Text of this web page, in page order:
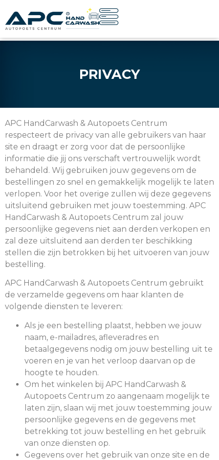
PRIVACY
APC HandCarwash & Autopoets Centrum
respecteert de privacy van alle gebruikers van haar
site en draagt er zorg voor dat de persoonlijke
informatie die jij ons verschaft vertrouwelijk wordt
behandeld. Wij gebruiken jouw gegevens om de
bestellingen zo snel en gemakkelijk mogelijk te laten
verlopen. Voor het overige zullen wij deze gegevens
uitsluitend gebruiken met jouw toestemming. APC
HandCarwash & Autopoets Centrum zal jouw
persoonlijke gegevens niet aan derden verkopen en
zal deze uitsluitend aan derden ter beschikking
stellen die zijn betrokken bij het uitvoeren van jouw
bestelling.
APC HandCarwash & Autopoets Centrum gebruikt
de verzamelde gegevens om haar klanten de
volgende diensten te leveren:
Als je een bestelling plaatst, hebben we jouw
naam, e-mailadres, afleveradres en
betaalgegevens nodig om jouw bestelling uit te
voeren en je van het verloop daarvan op de
hoogte te houden.
Om het winkelen bij APC HandCarwash &
Autopoets Centrum zo aangenaam mogelijk te
laten zijn, slaan wij met jouw toestemming jouw
persoonlijke gegevens en de gegevens met
betrekking tot jouw bestelling en het gebruik
van onze diensten op.
Gegevens over het gebruik van onze site en de